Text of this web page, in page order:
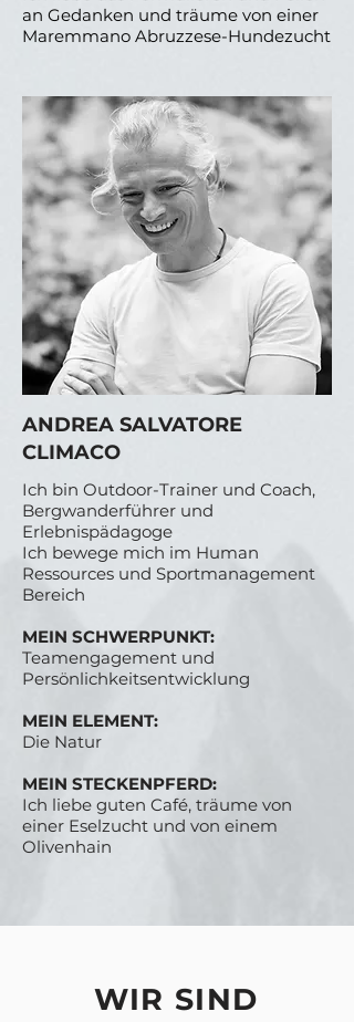
an Gedanken und träume von einer
Maremmano Abruzzese-Hundezucht
ANDREA SALVATORE
CLIMACO
Ich bin Outdoor-Trainer und Coach,
Bergwanderführer und
Erlebnispädagoge
Ich bewege mich im Human
Ressources und Sportmanagement
Bereich
MEIN SCHWERPUNKT:
Teamengagement und
Persönlichkeitsentwicklung
MEIN ELEMENT:
Die Natur
MEIN STECKENPFERD:
Ich liebe guten Café, träume von
einer Eselzucht und von einem
Olivenhain
WIR SIND